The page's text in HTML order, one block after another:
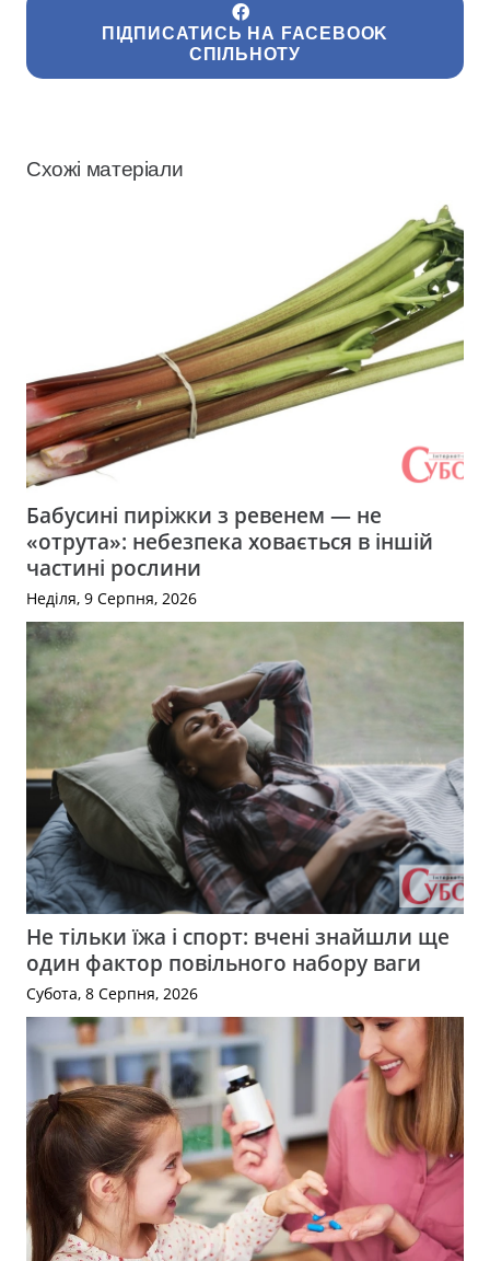
ПІДПИСАТИСЬ НА FACEBOOK
СПІЛЬНОТУ
Схожі матеріали
Бабусині пиріжки з ревенем — не
«отрута»: небезпека ховається в іншій
частині рослини
Неділя, 9 Серпня, 2026
Не тільки їжа і спорт: вчені знайшли ще
один фактор повільного набору ваги
Субота, 8 Серпня, 2026